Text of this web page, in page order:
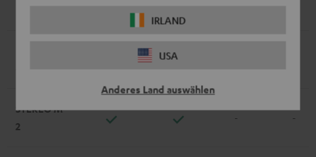
IRLAND
USA
Anderes Land auswählen
-
STEREO M
2
- -